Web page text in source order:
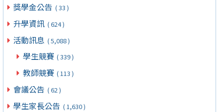
獎學金公告 ( 33 )
升學資訊 ( 624 )
活動訊息 ( 5,088 )
學生競賽 ( 339 )
教師競賽 ( 113 )
會議公告 ( 62 )
學生家長公告 ( 1,630 )